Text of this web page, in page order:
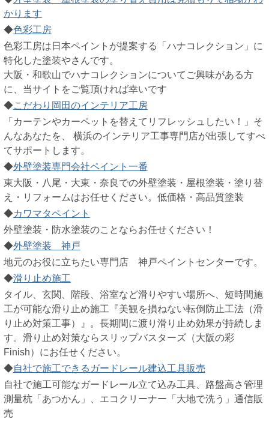
かります
◆色彩工房
色彩工房は日本ペイントが提案する「ハナコレクション」に
特化した塗装やさんです。
大阪・和歌山でハナコレクションについてご興味がある方
に、当サイトをご覧頂ければ幸いです
◆こだわり岡田のインテリア工房
「カーテンやカーペットを替えてリフレッシュしたい！」そ
んなあなたを、 横浜のインテリア工事専門店が出張してすべ
てサポートします。
◆外壁塗装専門会社ペイント一番
東大阪・八尾・大東・奈良での外壁塗装・屋根塗装・塗り替
え・リフォームはお任せください。低価格・高品質塗装
◆カワマタペイント
外壁塗装・防水塗装のことならお任せください！
◆外壁塗装 神戸
地元のお役に立ちたい専門店 神戸ペイントセンターです。
◆滑り止め施工
タイル、玄関、階段、浴室など滑りやすい場所へ、短時間施
工が可能な滑り止め施工『美観を損ねない転倒防止工法（滑
り止め対策工事）』。長期間に渡り滑り止め効果が持続しま
す。滑り止め対策ならスリップバスターズ（大阪の彩
Finish）にお任せください。
◆自社で施工できるガードレール建込工具販売
自社で施工可能なガードレール立て込み工具、路盤高さ管理
測量杭「あつかん」、エコクリーナー「大地で洗う」通信販
売